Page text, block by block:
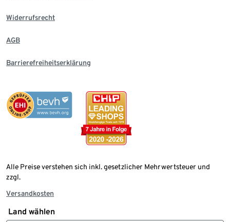
Widerrufsrecht
AGB
Barrierefreiheitserklärung
Alle Preise verstehen sich inkl. gesetzlicher Mehrwertsteuer und
zzgl.
Versandkosten
Land wählen